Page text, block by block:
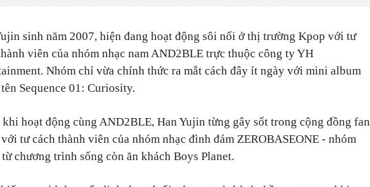
sinh năm 2007, hiện đang hoạt động sôi nổi ở thị trường Kpop với tư
viên của nhóm nhạc nam AND2BLE trực thuộc công ty YH
Nhóm chỉ vừa chính thức ra mắt cách đây ít ngày với mini album
Sequence 01: Curiosity.
khi hoạt động cùng AND2BLE, Han Yujin từng gây sốt trong cộng đồng fan
tư cách thành viên của nhóm nhạc đình đám ZEROBASEONE - nhóm
chương trình sống còn ăn khách Boys Planet.